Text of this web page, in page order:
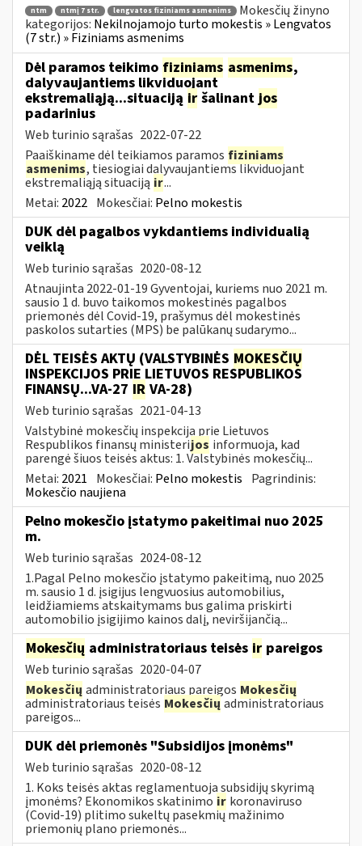
ntm ntmį 7 str. lengvatos fiziniams asmenims
Mokesčių žinyno
kategorijos: Nekilnojamojo turto mokestis » Lengvatos
(7 str.) » Fiziniams asmenims
Dėl paramos teikimo fiziniams asmenims,
dalyvaujantiems likviduojant
ekstremaliąją...situaciją ir šalinant jos
padarinius
Web turinio sąrašas 2022-07-22
Paaiškiname dėl teikiamos paramos fiziniams
asmenims, tiesiogiai dalyvaujantiems likviduojant
ekstremaliąją situaciją ir...
Metai: 2022 Mokesčiai: Pelno mokestis
DUK dėl pagalbos vykdantiems individualią
veiklą
Web turinio sąrašas 2020-08-12
Atnaujinta 2022-01-19 Gyventojai, kuriems nuo 2021 m.
sausio 1 d. buvo taikomos mokestinės pagalbos
priemonės dėl Covid-19, prašymus dėl mokestinės
paskolos sutarties (MPS) be palūkanų sudarymo...
DĖL TEISĖS AKTŲ (VALSTYBINĖS MOKESČIŲ
INSPEKCIJOS PRIE LIETUVOS RESPUBLIKOS
FINANSŲ...VA-27 IR VA-28)
Web turinio sąrašas 2021-04-13
Valstybinė mokesčių inspekcija prie Lietuvos
Respublikos finansų ministerijos informuoja, kad
parengė šiuos teisės aktus: 1. Valstybinės mokesčių...
Metai: 2021 Mokesčiai: Pelno mokestis Pagrindinis:
Mokesčio naujiena
Pelno mokesčio įstatymo pakeitimai nuo 2025
m.
Web turinio sąrašas 2024-08-12
1.Pagal Pelno mokesčio įstatymo pakeitimą, nuo 2025
m. sausio 1 d. įsigijus lengvuosius automobilius,
leidžiamiems atskaitymams bus galima priskirti
automobilio įsigijimo kainos dalį, neviršijančią...
Mokesčių administratoriaus teisės ir pareigos
Web turinio sąrašas 2020-04-07
Mokesčių administratoriaus pareigos Mokesčių
administratoriaus teisės Mokesčių administratoriaus
pareigos...
DUK dėl priemonės "Subsidijos įmonėms"
Web turinio sąrašas 2020-08-12
1. Koks teisės aktas reglamentuoja subsidijų skyrimą
įmonėms? Ekonomikos skatinimo ir koronaviruso
(Covid-19) plitimo sukeltų pasekmių mažinimo
priemonių plano priemonės...